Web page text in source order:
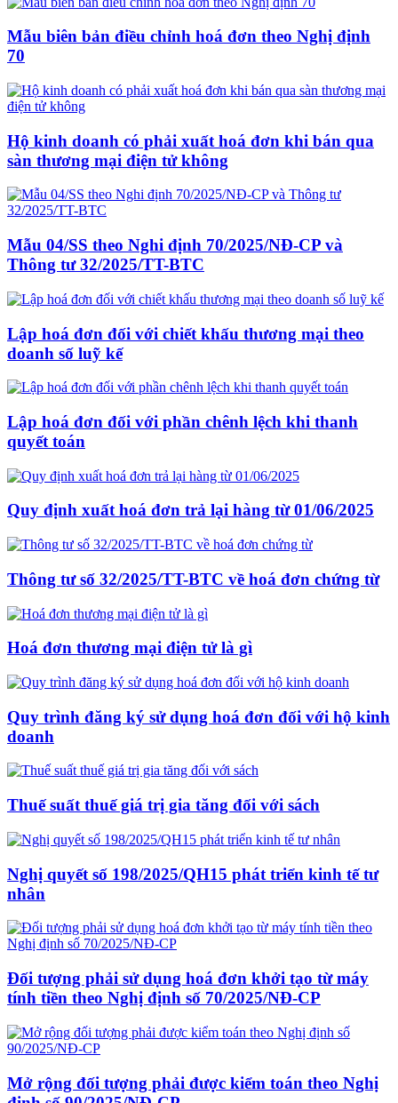
Mẫu biên bản điều chỉnh hoá đơn theo Nghị định
70
Hộ kinh doanh có phải xuất hoá đơn khi bán qua
sàn thương mại điện tử không
Mẫu 04/SS theo Nghi định 70/2025/NĐ-CP và
Thông tư 32/2025/TT-BTC
Lập hoá đơn đối với chiết khấu thương mại theo
doanh số luỹ kế
Lập hoá đơn đối với phần chênh lệch khi thanh
quyết toán
Quy định xuất hoá đơn trả lại hàng từ 01/06/2025
Thông tư số 32/2025/TT-BTC về hoá đơn chứng từ
Hoá đơn thương mại điện tử là gì
Quy trình đăng ký sử dụng hoá đơn đối với hộ kinh
doanh
Thuế suất thuế giá trị gia tăng đối với sách
Nghị quyết số 198/2025/QH15 phát triển kinh tế tư
nhân
Đối tượng phải sử dụng hoá đơn khởi tạo từ máy
tính tiền theo Nghị định số 70/2025/NĐ-CP
Mở rộng đối tượng phải được kiểm toán theo Nghị